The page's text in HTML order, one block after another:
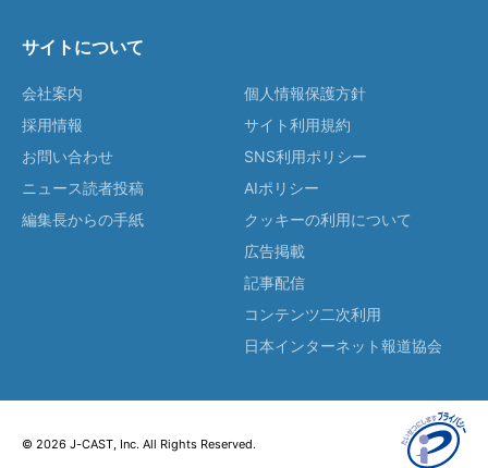
サイトについて
会社案内
採用情報
お問い合わせ
ニュース読者投稿
編集長からの手紙
個人情報保護方針
サイト利用規約
SNS利用ポリシー
AIポリシー
クッキーの利用について
広告掲載
記事配信
コンテンツ二次利用
日本インターネット報道協会
© 2026 J-CAST, Inc. All Rights Reserved.